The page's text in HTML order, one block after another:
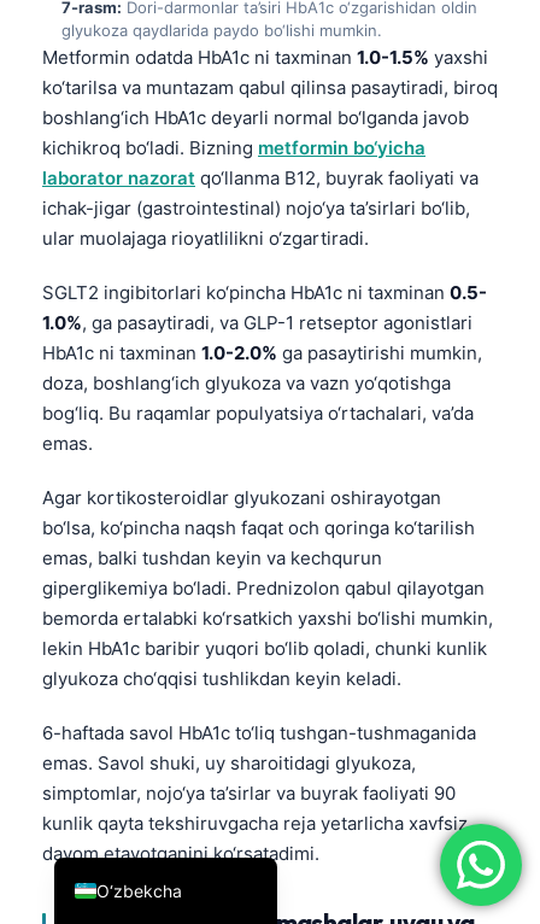
7-rasm: Dori-darmonlar ta’siri HbA1c o‘zgarishidan oldin
glyukoza qaydlarida paydo bo‘lishi mumkin.
Metformin odatda HbA1c ni taxminan 1.0-1.5% yaxshi
ko‘tarilsa va muntazam qabul qilinsa pasaytiradi, biroq
boshlang‘ich HbA1c deyarli normal bo‘lganda javob
kichikroq bo‘ladi. Bizning metformin bo‘yicha
laborator nazorat qo‘llanma B12, buyrak faoliyati va
ichak-jigar (gastrointestinal) nojo‘ya ta’sirlari bo‘lib,
ular muolajaga rioyatlilikni o‘zgartiradi.
SGLT2 ingibitorlari ko‘pincha HbA1c ni taxminan 0.5-
1.0%, ga pasaytiradi, va GLP-1 retseptor agonistlari
HbA1c ni taxminan 1.0-2.0% ga pasaytirishi mumkin,
doza, boshlang‘ich glyukoza va vazn yo‘qotishga
bog‘liq. Bu raqamlar populyatsiya o‘rtachalari, va’da
emas.
Agar kortikosteroidlar glyukozani oshirayotgan
bo‘lsa, ko‘pincha naqsh faqat och qoringa ko‘tarilish
emas, balki tushdan keyin va kechqurun
giperglikemiya bo‘ladi. Prednizolon qabul qilayotgan
bemorda ertalabki ko‘rsatkich yaxshi bo‘lishi mumkin,
lekin HbA1c baribir yuqori bo‘lib qoladi, chunki kunlik
glyukoza cho‘qqisi tushlikdan keyin keladi.
6-haftada savol HbA1c to‘liq tushgan-tushmaganida
emas. Savol shuki, uy sharoitidagi glyukoza,
simptomlar, nojo‘ya ta’sirlar va buyrak faoliyati 90
kunlik qayta tekshiruvgacha reja yetarlicha xavfsiz
davom etayotganini ko‘rsatadimi.
O‘zbekcha
English
العربية
Français
עִבְרִית
Italiano
Español
Português
Ελληνικά
Türkçe
简体中文
فارسی
Български
Dansk
Nederlands
हिन्दी
Bahasa Indonesia
Հայերեն
Íslenska
Српски језик
Svenska